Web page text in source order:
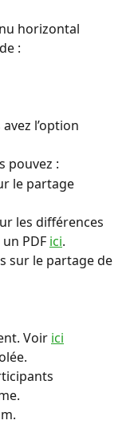
horizontal
:
l’option
pouvez :
le partage
les différences
PDF ici.
sur le partage de
Voir ici